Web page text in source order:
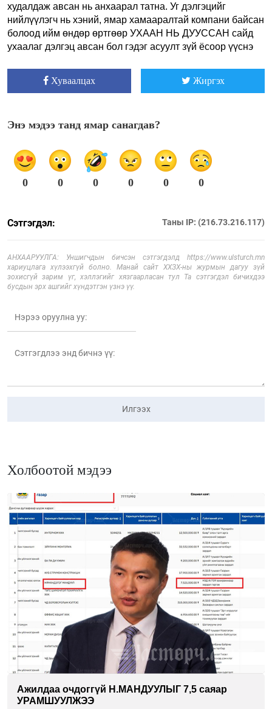
худалдаж авсан нь анхаарал татна. Уг дэлгэцийг
нийлүүлэгч нь хэний, ямар хамааралтай компани байсан
болоод ийм өндөр өртгөөр УХААН НЬ ДУУССАН сайд
ухаалаг дэлгэц авсан бол гэдэг асуулт зүй ёсоор үүснэ
Хуваалцах Жиргэх
Энэ мэдээ танд ямар санагдав?
0 0 0 0 0 0
Сэтгэгдэл: Таны IP: (216.73.216.117)
АНХААРУУЛГА: Уншигчдын бичсэн сэтгэгдэлд https://www.ulsturch.mn
хариуцлага хүлээхгүй болно. Манай сайт ХХЗХ-ны журмын дагуу зүй
зохисгүй зарим үг, хэллэгийг хязгаарласан тул Та сэтгэгдэл бичихдээ
бусдын эрх ашгийг хүндэтгэн үзнэ үү.
Илгээх
Холбоотой мэдээ
Ажилдаа очдоггүй Н.МАНДУУЛЫГ 7,5 саяар
УРАМШУУЛЖЭЭ